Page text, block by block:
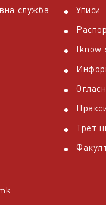
служба
Уписи
Iknow
Трет